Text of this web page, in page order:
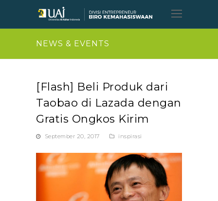
Open
Mobile
NEWS & EVENTS
[Flash] Beli Produk dari
Taobao di Lazada dengan
Gratis Ongkos Kirim
September 20, 2017 inspirasi